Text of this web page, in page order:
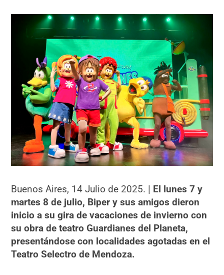
Buenos Aires, 14 Julio de 2025. | El lunes 7 y
martes 8 de julio, Biper y sus amigos dieron
inicio a su gira de vacaciones de invierno con
su obra de teatro Guardianes del Planeta,
presentándose con localidades agotadas en el
Teatro Selectro de Mendoza.